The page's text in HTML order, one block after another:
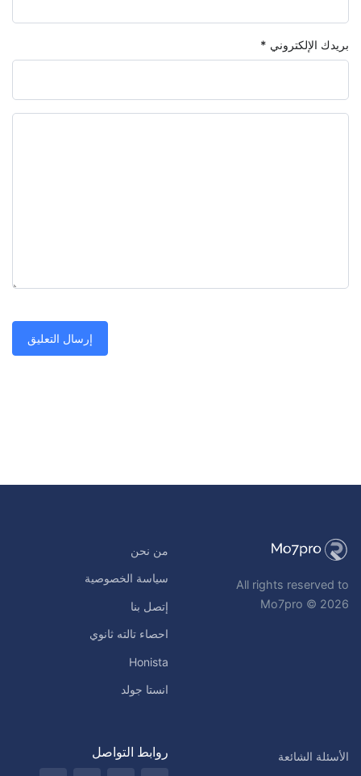
بريدك الإلكتروني *
All rights reserved to
Mo7pro © 2026
من نحن
سياسة الخصوصية
إتصل بنا
احصاء تالته ثانوي
Honista
انستا جولد
الأسئلة الشائعة روابط التواصل